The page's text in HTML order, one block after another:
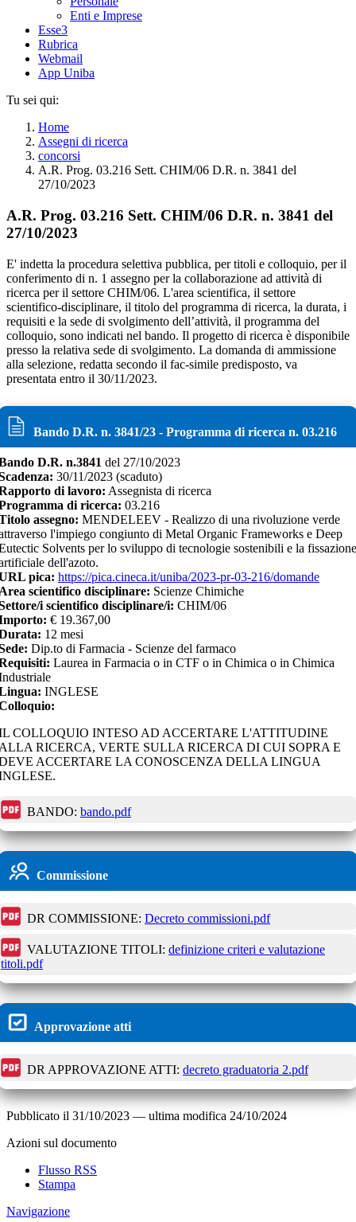
Enti e Imprese
Esse3
Rubrica
Webmail
App Uniba
Tu sei qui:
Home
Assegni di ricerca
concorsi
A.R. Prog. 03.216 Sett. CHIM/06 D.R. n. 3841 del
27/10/2023
A.R. Prog. 03.216 Sett. CHIM/06 D.R. n. 3841 del
27/10/2023
E' indetta la procedura selettiva pubblica, per titoli e colloquio, per il
conferimento di n. 1 assegno per la collaborazione ad attività di
ricerca per il settore CHIM/06. L'area scientifica, il settore
scientifico-disciplinare, il titolo del programma di ricerca, la durata, i
requisiti e la sede di svolgimento dell’attività, il programma del
colloquio, sono indicati nel bando. Il progetto di ricerca è disponibile
presso la relativa sede di svolgimento. La domanda di ammissione
alla selezione, redatta secondo il fac-simile predisposto, va
presentata entro il 30/11/2023.
Bando D.R. n. 3841/23 - Programma di ricerca n. 03.216
D.R. n.3841 del 27/10/2023
30/11/2023 (scaduto)
di lavoro: Assegnista di ricerca
di ricerca: 03.216
assegno: MENDELEEV - Realizzo di una rivoluzione verde
l'impiego congiunto di Metal Organic Frameworks e Deep
Solvents per lo sviluppo di tecnologie sostenibili e la fissazione
dell'azoto.
pica: https://pica.cineca.it/uniba/2023-pr-03-216/domande
scientifico disciplinare: Scienze Chimiche
i scientifico disciplinare/i: CHIM/06
€ 19.367,00
12 mesi
Dip.to di Farmacia - Scienze del farmaco
Laurea in Farmacia o in CTF o in Chimica o in Chimica
INGLESE
COLLOQUIO INTESO AD ACCERTARE L'ATTITUDINE
RICERCA, VERTE SULLA RICERCA DI CUI SOPRA E
ACCERTARE LA CONOSCENZA DELLA LINGUA
BANDO: bando.pdf
Commissione
DR COMMISSIONE: Decreto commissioni.pdf
VALUTAZIONE TITOLI: definizione criteri e valutazione
titoli.pdf
Approvazione atti
DR APPROVAZIONE ATTI: decreto graduatoria 2.pdf
Pubblicato il 31/10/2023 — ultima modifica 24/10/2024
Azioni sul documento
Flusso RSS
Stampa
Navigazione